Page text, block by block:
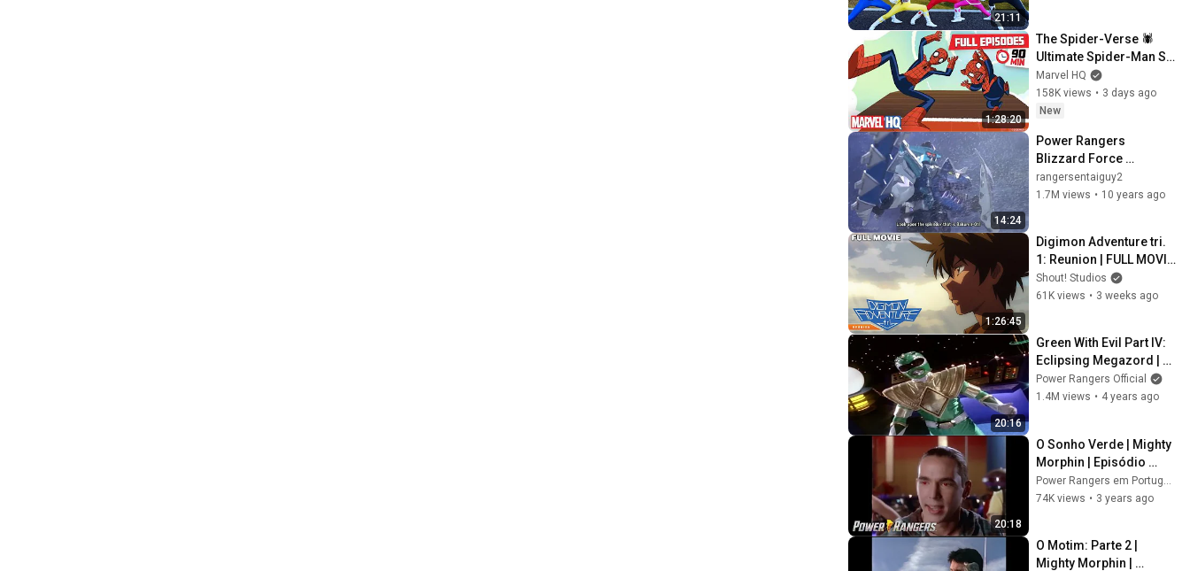
21:11
1:28:20
The Spider-Verse 🕷️
Ultimate Spider-Man S3
Eps 12-15 | Full
Episodes | ‪‪‪@MarvelHQ
Marvel HQ
158K views • 3 days ago
New
14:24
Power Rangers
Blizzard Force
Megazord/Replicantzor
d  First Apppearance
rangersentaiguy2
1.7M views • 10 years ago
1:26:45
Digimon Adventure tri.
1: Reunion | FULL MOVIE
| Toei Anime Action
Adventure
Shout! Studios
61K views • 3 weeks ago
20:16
Green With Evil Part IV:
Eclipsing Megazord |
MMPR | Full Episode |
S01 | E20 | Power
Power Rangers Official
1.4M views • 4 years ago
20:18
O Sonho Verde | Mighty
Morphin | Episódio
Completo | S02 | E07 |
Power Rangers em
74K views • 3 years ago
O Motim: Parte 2 |
Mighty Morphin |